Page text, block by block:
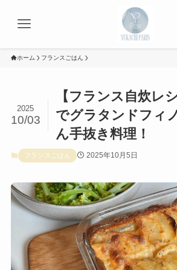
ホーム フランスごはん
【フランス自炊レ
でグラタンドフィ
ん手抜き料理！
2025
10/03
フランスごはん 2025年10月5日